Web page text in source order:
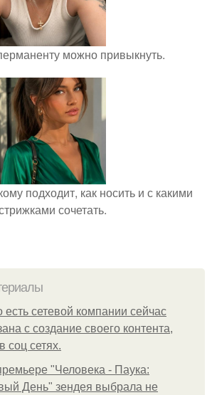
можно привыкнуть.
подходит, как носить и с какими
сочетать.
есть сетевой компании сейчас
с создание своего контента,
соц сетях.
"Человека - Паука:
День" зендея выбрала не